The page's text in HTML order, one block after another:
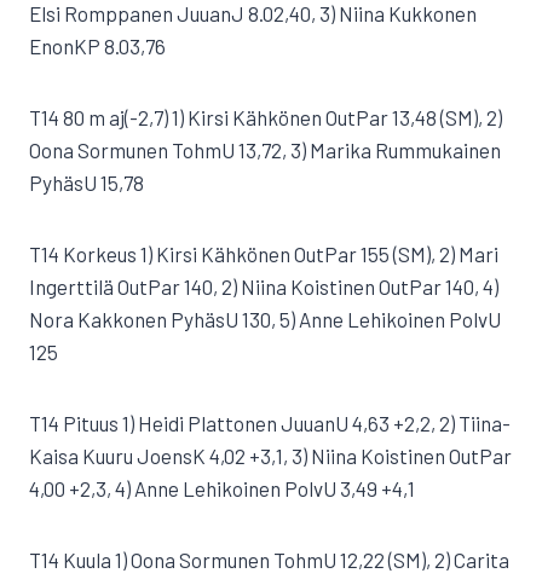
Elsi Romppanen JuuanJ 8.02,40, 3) Niina Kukkonen
EnonKP 8.03,76
T14 80 m aj(-2,7) 1) Kirsi Kähkönen OutPar 13,48 (SM), 2)
Oona Sormunen TohmU 13,72, 3) Marika Rummukainen
PyhäsU 15,78
T14 Korkeus 1) Kirsi Kähkönen OutPar 155 (SM), 2) Mari
Ingerttilä OutPar 140, 2) Niina Koistinen OutPar 140, 4)
Nora Kakkonen PyhäsU 130, 5) Anne Lehikoinen PolvU
125
T14 Pituus 1) Heidi Plattonen JuuanU 4,63 +2,2, 2) Tiina-
Kaisa Kuuru JoensK 4,02 +3,1, 3) Niina Koistinen OutPar
4,00 +2,3, 4) Anne Lehikoinen PolvU 3,49 +4,1
T14 Kuula 1) Oona Sormunen TohmU 12,22 (SM), 2) Carita